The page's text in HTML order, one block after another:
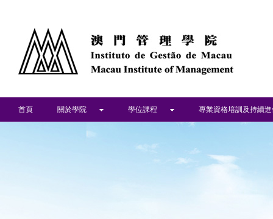
首頁 關於學院 學位課程 專業資格培訓及持續